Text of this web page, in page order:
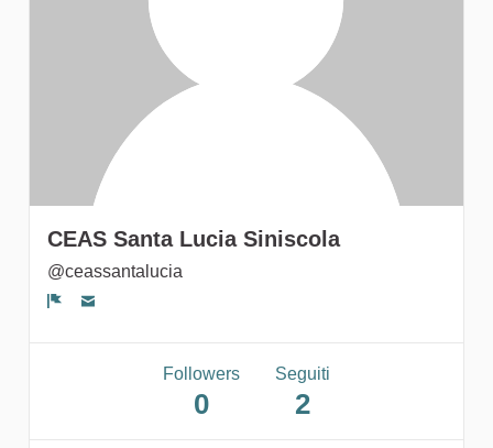
CEAS Santa Lucia Siniscola
@ceassantalucia
Followers
0
Seguiti
2